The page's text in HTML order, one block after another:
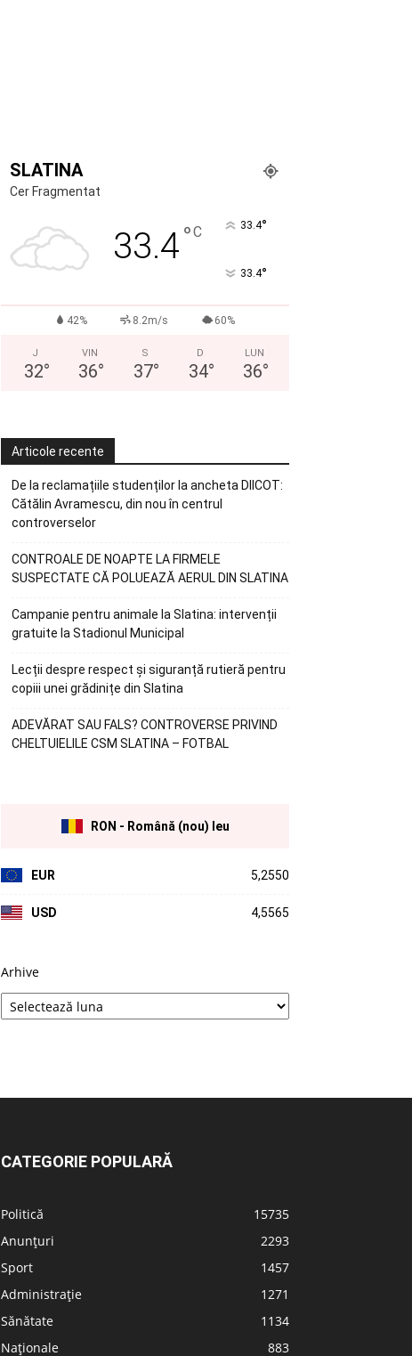
SLATINA
Cer Fragmentat
33.4°C 33.4°
33.4°
42% 8.2m/s 60%
J
32°
VIN
36°
S
37°
D
34°
LUN
36°
Articole recente
De la reclamațiile studenților la ancheta DIICOT:
Cătălin Avramescu, din nou în centrul
controverselor
CONTROALE DE NOAPTE LA FIRMELE
SUSPECTATE CĂ POLUEAZĂ AERUL DIN SLATINA
Campanie pentru animale la Slatina: intervenții
gratuite la Stadionul Municipal
Lecții despre respect și siguranță rutieră pentru
copiii unei grădinițe din Slatina
ADEVĂRAT SAU FALS? CONTROVERSE PRIVIND
CHELTUIELILE CSM SLATINA – FOTBAL
RON - Română (nou) leu
EUR 5,2550
USD 4,5565
Arhive
CATEGORIE POPULARĂ
Politică
15735
Anunțuri
2293
Sport
1457
Administrație
1271
Sănătate
1134
Naționale
883